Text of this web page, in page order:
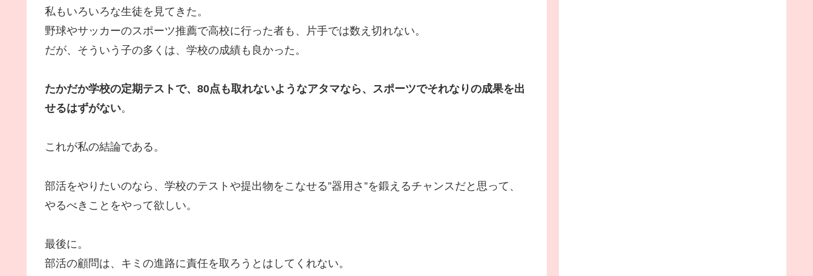
私もいろいろな生徒を見てきた。
野球やサッカーのスポーツ推薦で高校に行った者も、片手では数え切れない。
だが、そういう子の多くは、学校の成績も良かった。
たかだか学校の定期テストで、80点も取れないようなアタマなら、スポーツでそれなりの成果を出
せるはずがない。
これが私の結論である。
部活をやりたいのなら、学校のテストや提出物をこなせる”器用さ”を鍛えるチャンスだと思って、
やるべきことをやって欲しい。
最後に。
部活の顧問は、キミの進路に責任を取ろうとはしてくれない。